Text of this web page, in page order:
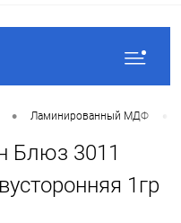
• Ламинированный МДФ
Блюз 3011
1гр